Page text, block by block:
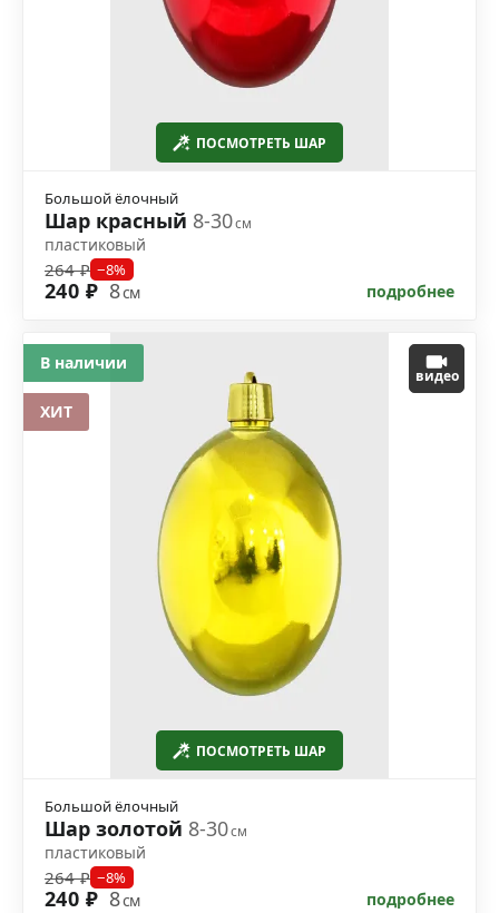
ПОСМОТРЕТЬ ШАР
Большой ёлочный
Шар красный 8-30см
пластиковый
264 ₽ −8%
240 ₽ 8см подробнее
ПОСМОТРЕТЬ ШАР
видео
Большой ёлочный
Шар золотой 8-30см
пластиковый
264 ₽ −8%
240 ₽ 8см подробнее
В наличии
ХИТ